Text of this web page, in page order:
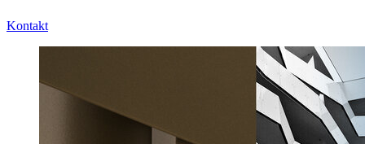
Kontakt